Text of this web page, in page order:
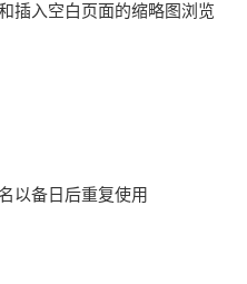
插入空白页面的缩略图浏览
以备日后重复使用